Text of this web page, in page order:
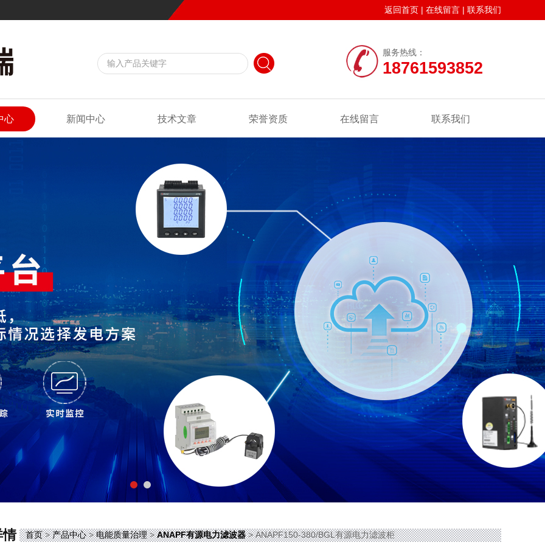
返回首页 | 在线留言 | 联系我们
服务热线：
18761593852
心 新闻中心 技术文章 荣誉资质 在线留言 联系我们
情 首页>产品中心>电能质量治理>ANAPF有源电力滤波器> ANAPF150-380/BGL有源电力滤波柜